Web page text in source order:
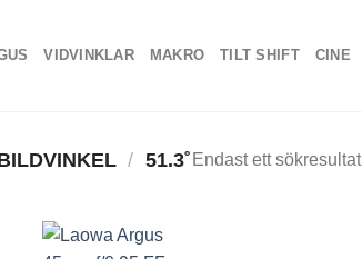
VIDVINKLAR MAKRO TILT SHIFT CINE
/ 51.3˚ Endast ett sökresultat